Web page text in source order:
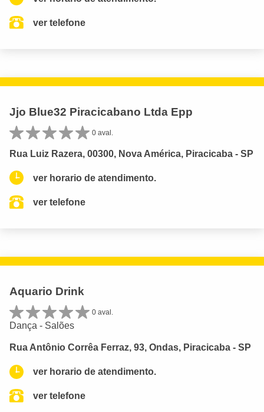
ver telefone
Jjo Blue32 Piracicabano Ltda Epp
0 aval.
Rua Luiz Razera, 00300, Nova América, Piracicaba - SP
ver horario de atendimento.
ver telefone
Aquario Drink
0 aval.
Dança - Salões
Rua Antônio Corrêa Ferraz, 93, Ondas, Piracicaba - SP
ver horario de atendimento.
ver telefone